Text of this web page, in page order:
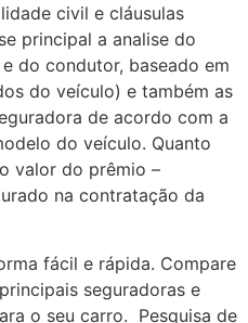
civil e cláusulas
principal a analise do
do condutor, baseado em
do veículo) e também as
de acordo com a
do veículo. Quanto
valor do prêmio –
na contratação da
fácil e rápida. Compare
seguradoras e
o seu carro. Pesquisa de